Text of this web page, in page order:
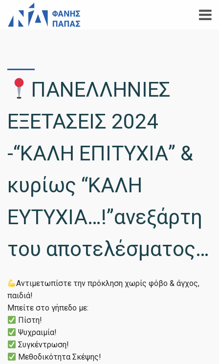
ΠΑΝΕΛΛΗΝΙΕΣ
ΕΞΕΤΑΣΕΙΣ 2024
-“ΚΑΛΗ ΕΠΙΤΥΧΙΑ” &
κυρίως “ΚΑΛΗ
ΕΥΤΥΧΙΑ…!”ανεξάρτη
του αποτελέσματος…
Αντιμετωπίστε την πρόκληση χωρίς φόβο & άγχος,
παιδιά!
Μπείτε στο γήπεδο με:
Πίστη!
Ψυχραιμία!
Συγκέντρωση!
Μεθοδικότητα Σκέψης!